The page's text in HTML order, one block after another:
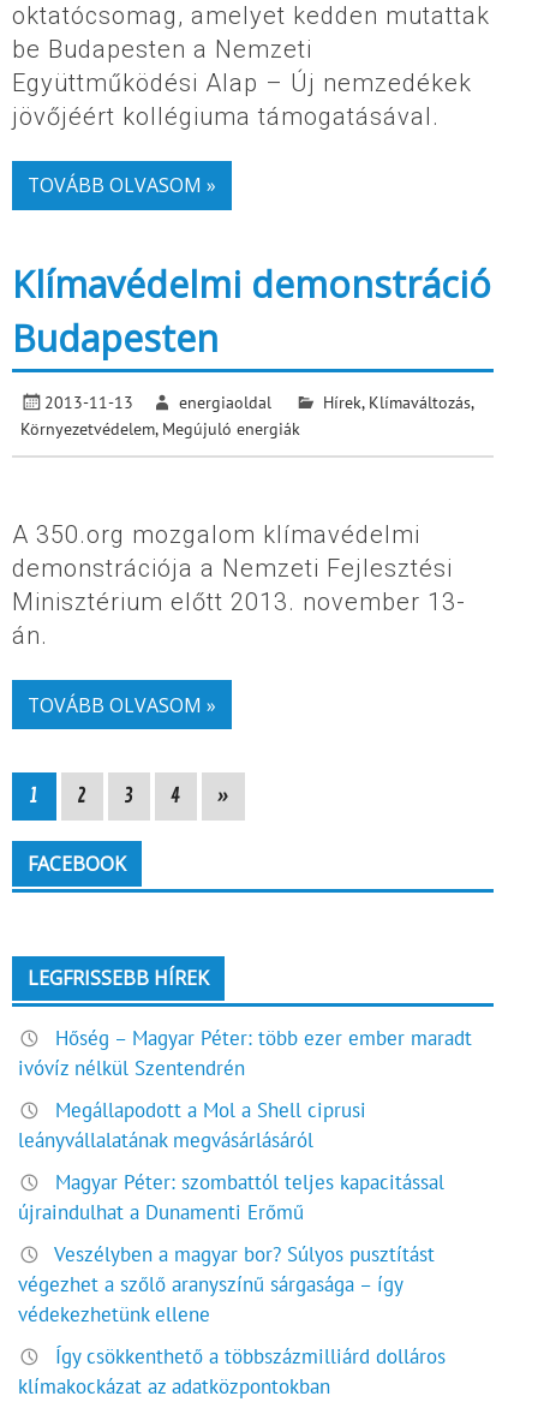
oktatócsomag, amelyet kedden mutattak
be Budapesten a Nemzeti
Együttműködési Alap – Új nemzedékek
jövőjéért kollégiuma támogatásával.
TOVÁBB OLVASOM »
Klímavédelmi demonstráció
Budapesten
2013-11-13 energiaoldal Hírek, Klímaváltozás,
Környezetvédelem, Megújuló energiák
A 350.org mozgalom klímavédelmi
demonstrációja a Nemzeti Fejlesztési
Minisztérium előtt 2013. november 13-
án.
TOVÁBB OLVASOM »
1 2 3 4 »
FACEBOOK
LEGFRISSEBB HÍREK
Hőség – Magyar Péter: több ezer ember maradt
ivóvíz nélkül Szentendrén
Megállapodott a Mol a Shell ciprusi
leányvállalatának megvásárlásáról
Magyar Péter: szombattól teljes kapacitással
újraindulhat a Dunamenti Erőmű
Veszélyben a magyar bor? Súlyos pusztítást
végezhet a szőlő aranyszínű sárgasága – így
védekezhetünk ellene
Így csökkenthető a többszázmilliárd dolláros
klímakockázat az adatközpontokban